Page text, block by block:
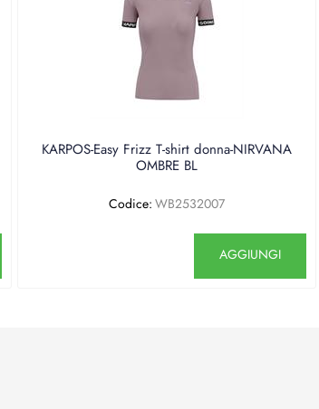
KARPOS-Easy Frizz T-shirt donna-NIRVANA
OMBRE BL
Codice: WB2532007
AGGIUNGI